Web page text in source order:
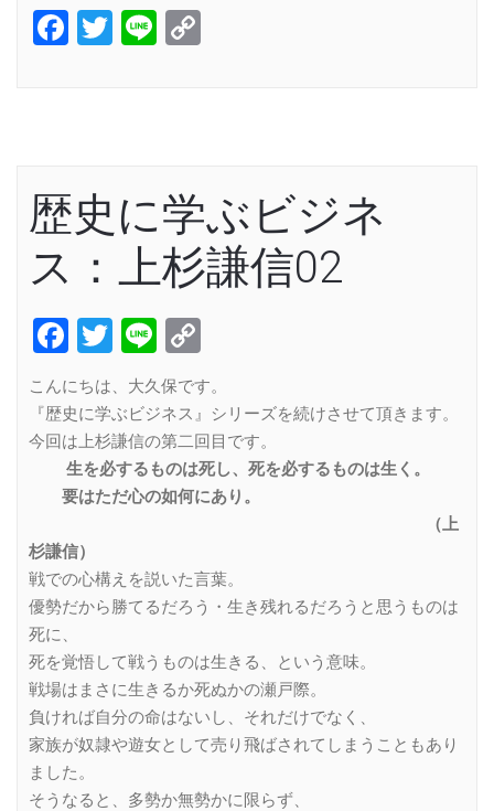
Facebook
Twitter
Line
歴史に学ぶビジネ
ス：上杉謙信02
Facebook
Twitter
Line
Link
こんにちは、大久保です。
『歴史に学ぶビジネス』シリーズを続けさせて頂きます。
今回は上杉謙信の第二回目です。
生を必するものは死し、死を必するものは生く。
要はただ心の如何にあり。
（上
杉謙信）
戦での心構えを説いた言葉。
優勢だから勝てるだろう・生き残れるだろうと思うものは
死に、
死を覚悟して戦うものは生きる、という意味。
戦場はまさに生きるか死ぬかの瀬戸際。
負ければ自分の命はないし、それだけでなく、
家族が奴隷や遊女として売り飛ばされてしまうこともあり
ました。
そうなると、多勢か無勢かに限らず、